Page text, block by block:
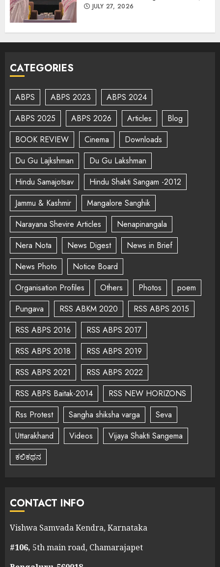
JULY 27, 2026
CATEGORIES
ABPS ABPS 2023
ABPS 2024
ABPS 2025
ABPS 2026 Articles
Blog
BOOK REVIEW
Cinema
Downloads
Du Gu Lajkshman
Du Gu Lakshman
Hindu Samajotsav
Hindu Shakti Sangam -2012
Jammu & Kashmir
Mangalore Sanghik
Narayana Shevire Articles
Nenapinangala
Nera Nota
News Digest
News in Brief
News Photo
Notice Board
Organisation Profiles
Others Photos
poem
Pungava
RSS ABKM 2020
RSS ABPS 2015
RSS ABPS 2016
RSS ABPS 2017
RSS ABPS 2018
RSS ABPS 2019
RSS ABPS 2021
RSS ABPS 2022
RSS ABPS Baitak-2014
RSS NEW HORIZONS
Rss Protest
Sangha shiksha varga
Seva
Uttarakhand
Videos
Vijaya Shakti Sangema
ಕಲಿಕಥನ
CONTACT INFO
Vishwa Samvada Kendra, Karnataka
#106, 5th main road, Chamarajapet